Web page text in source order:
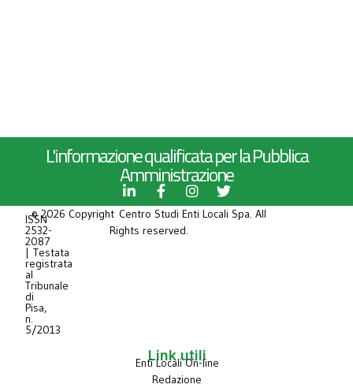
L'informazione qualificata per la Pubblica
Amministrazione
ISSN
2532-
2087
| Testata
registrata
al
Tribunale
di
Pisa,
n.
5/2013
© 2026 Copyright Centro Studi Enti Locali Spa. All
Rights reserved.
Link utili
Enti Locali On-line
Redazione